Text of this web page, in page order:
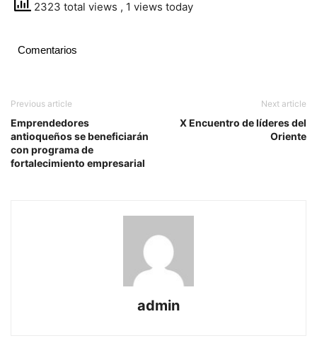
2323 total views , 1 views today
Comentarios
Previous article
Emprendedores
antioqueños se beneficiarán
con programa de
fortalecimiento empresarial
Next article
X Encuentro de líderes del
Oriente
admin